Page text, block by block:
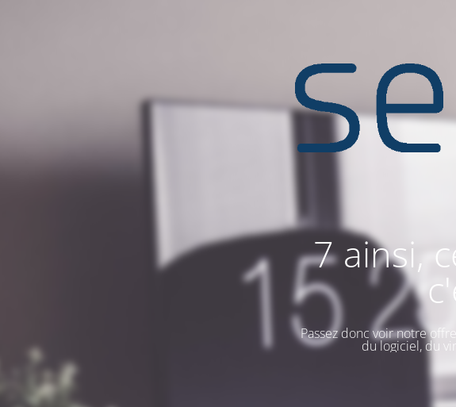
7 ainsi,
Passez donc voir notre
du logiciel, du